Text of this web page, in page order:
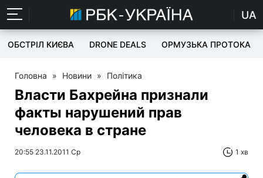
UA
ОБСТРІЛ КИЄВА DRONE DEALS ОРМУЗЬКА ПРОТОКА
Головна » Новини » Політика
Власти Бахрейна признали
факты нарушений прав
человека в стране
20:55 23.11.2011 Ср 1 хв